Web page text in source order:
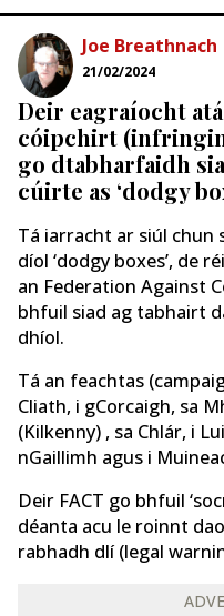
Joe Breathnach
21/02/2024
Deir eagraíocht
cóipchirt
go dtabharfaidh
cúirte as ‘dodgy
Tá iarracht ar siúl chun
díol ‘dodgy boxes’, de
an Federation Against
bhfuil siad ag tabhairt
dhíol.
Tá an feachtas
Cliath, i gCorcaigh, sa
(Kilkenny) , sa Chlár, i
nGaillimh agus i
Deir FACT go bhfuil
déanta acu le roinnt
rabhadh dlí (legal